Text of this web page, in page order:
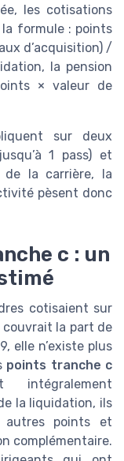
les cotisations
formule : points
d’acquisition) /
la pension
× valeur de
sur deux
1 pass) et
la carrière, la
pèsent donc
c : un
cotisaient sur
la part de
elle n’existe plus
points tranche c
intégralement
la liquidation, ils
autres points et
complémentaire.